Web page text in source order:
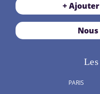
+
PARIS